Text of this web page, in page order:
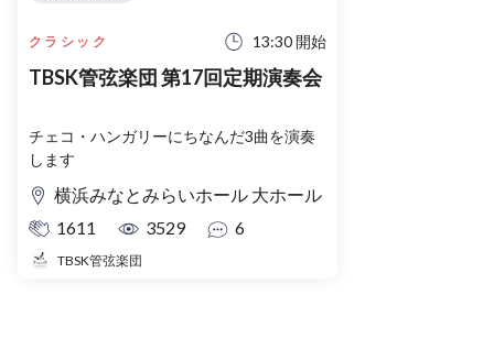
クラシック 13:30 開始
TBSK管弦楽団 第17回定期演奏会
チェコ・ハンガリーにちなんだ3曲を演奏
します
横浜みなとみらいホール 大ホール
1611
3529 6
TBSK管弦楽団